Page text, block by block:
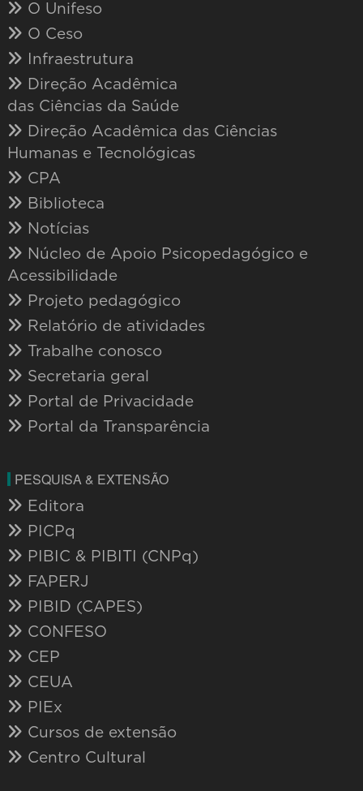
O Unifeso
O Ceso
Infraestrutura
Direção Acadêmica
das Ciências da Saúde
Direção Acadêmica das Ciências
Humanas e Tecnológicas
CPA
Biblioteca
Notícias
Núcleo de Apoio Psicopedagógico e
Acessibilidade
Projeto pedagógico
Relatório de atividades
Trabalhe conosco
Secretaria geral
Portal de Privacidade
Portal da Transparência
PESQUISA & EXTENSÃO
Editora
PICPq
PIBIC & PIBITI (CNPq)
FAPERJ
PIBID (CAPES)
CONFESO
CEP
CEUA
PIEx
Cursos de extensão
Centro Cultural